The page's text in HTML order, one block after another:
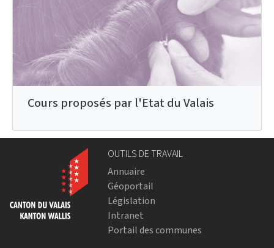
Cours proposés par l'Etat du Valais
OUTILS DE TRAVAIL
Annuaire
Géoportail
Législation
Intranet
Portail des communes